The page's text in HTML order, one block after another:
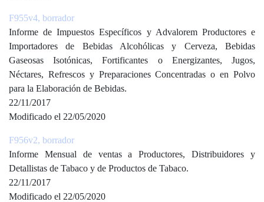
F955v4, borrador
Informe de Impuestos Específicos y Advalorem Productores e
Importadores de Bebidas Alcohólicas y Cerveza, Bebidas
Gaseosas Isotónicas, Fortificantes o Energizantes, Jugos,
Néctares, Refrescos y Preparaciones Concentradas o en Polvo
para la Elaboración de Bebidas.
22/11/2017
Modificado el 22/05/2020
F956v2, borrador
Informe Mensual de ventas a Productores, Distribuidores y
Detallistas de Tabaco y de Productos de Tabaco.
22/11/2017
Modificado el 22/05/2020